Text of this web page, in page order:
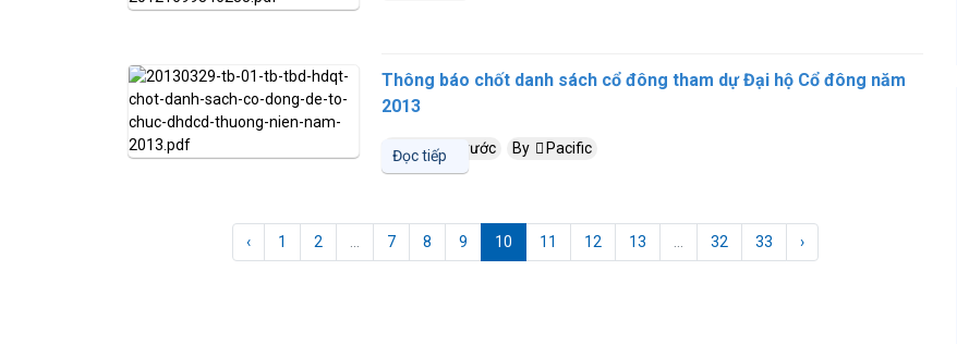
13 năm trước By Pacific
Thông báo chốt danh sách cổ đông tham dự Đại hộ Cổ đông năm
2013
Đọc tiếp
‹ 1 2 7 8 9 10 11 12 13 32 33 ›